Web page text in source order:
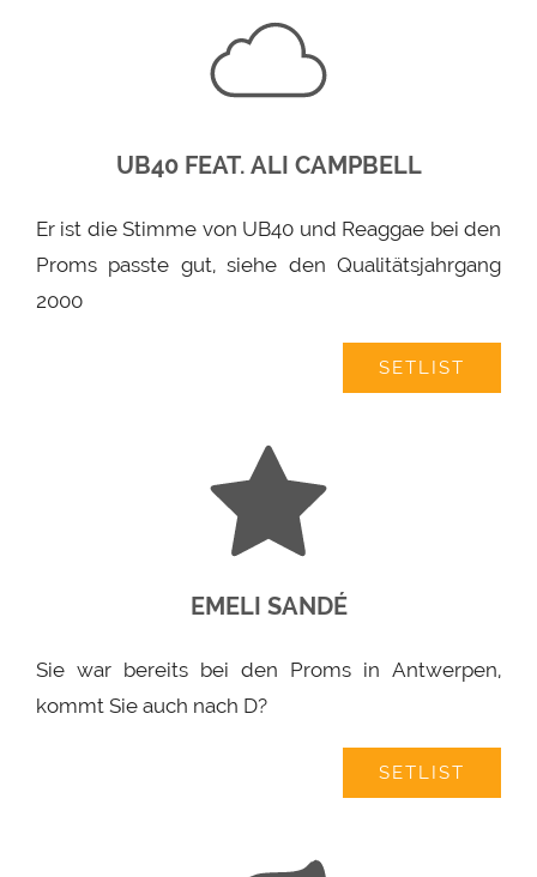
UB40 FEAT. ALI CAMPBELL
Er ist die Stimme von UB40 und Reaggae bei den
Proms passte gut, siehe den Qualitätsjahrgang
2000
SETLIST
EMELI SANDÉ
Sie war bereits bei den Proms in Antwerpen,
kommt Sie auch nach D?
SETLIST